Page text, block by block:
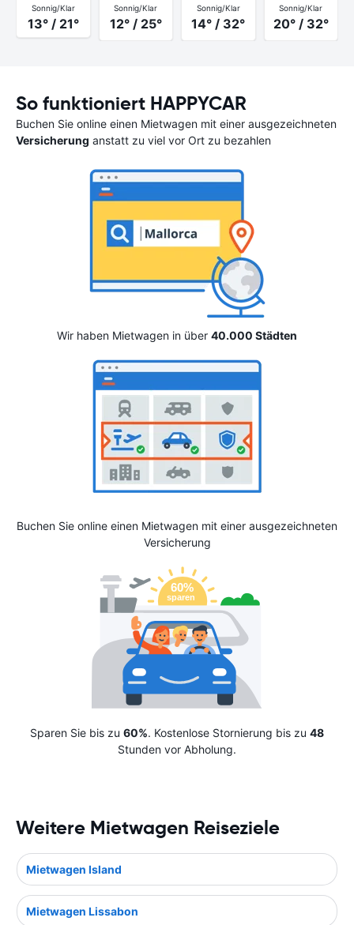
Sonnig/Klar
13° / 21°
Sonnig/Klar
12° / 25°
Sonnig/Klar
14° / 32°
Sonnig/Klar
20° / 32°
So funktioniert HAPPYCAR
Buchen Sie online einen Mietwagen mit einer ausgezeichneten
Versicherung anstatt zu viel vor Ort zu bezahlen
Wir haben Mietwagen in über 40.000 Städten
Buchen Sie online einen Mietwagen mit einer ausgezeichneten
Versicherung
Sparen Sie bis zu 60%. Kostenlose Stornierung bis zu 48
Stunden vor Abholung.
Weitere Mietwagen Reiseziele
Mietwagen Island
Mietwagen Lissabon